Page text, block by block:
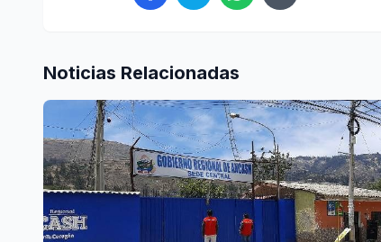
Noticias Relacionadas